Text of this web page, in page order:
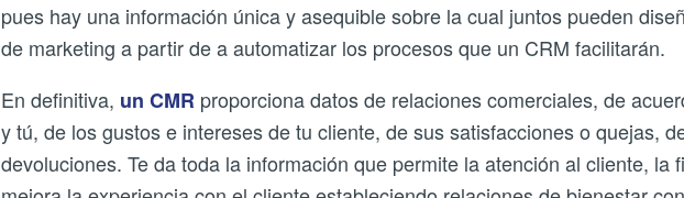
pues hay una información única y asequible sobre la cual juntos pueden
de marketing a partir de a automatizar los procesos que un CRM facilitarán.
En definitiva, un CMR proporciona datos de relaciones comerciales, de
y tú, de los gustos e intereses de tu cliente, de sus satisfacciones o quejas,
devoluciones. Te da toda la información que permite la atención al cliente, la